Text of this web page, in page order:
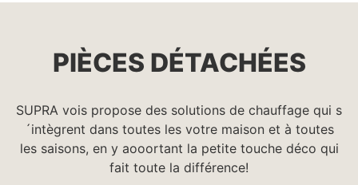
PIÈCES DÉTACHÉES
SUPRA vois propose des solutions de chauffage qui s
´intègrent dans toutes les votre maison et à toutes
les saisons, en y aooortant la petite touche déco qui
fait toute la différence!